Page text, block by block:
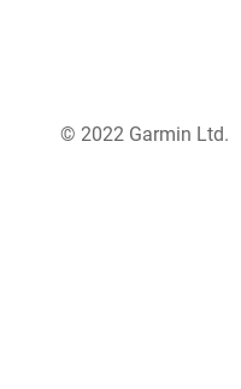
© 2022 Garmin Ltd.